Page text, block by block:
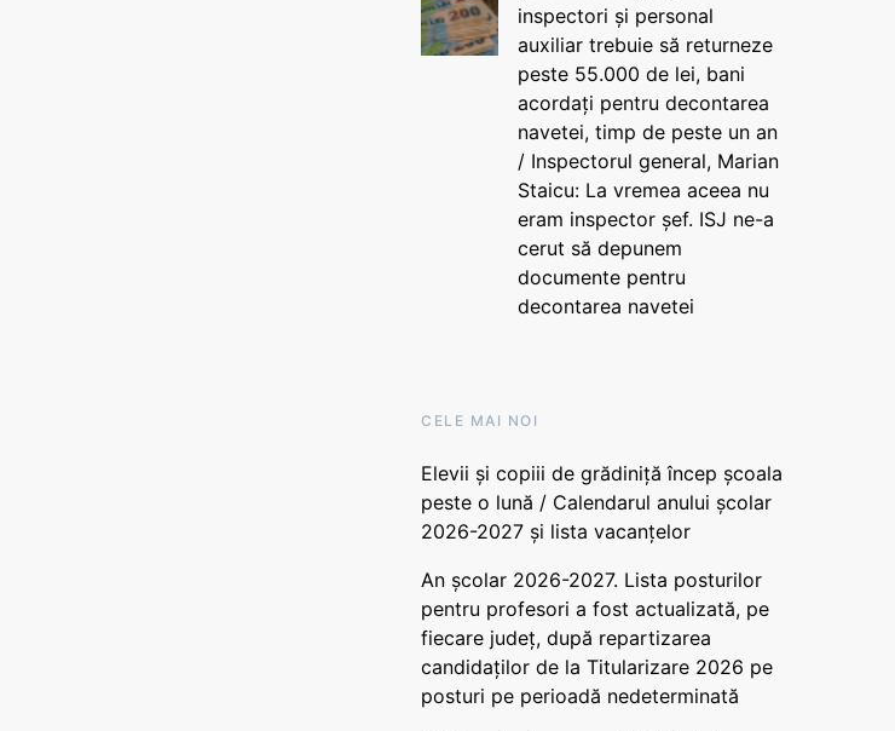
inspectori și personal
auxiliar trebuie să returneze
peste 55.000 de lei, bani
acordați pentru decontarea
navetei, timp de peste un an
/ Inspectorul general, Marian
Staicu: La vremea aceea nu
eram inspector șef. ISJ ne-a
cerut să depunem
documente pentru
decontarea navetei
CELE MAI NOI
Elevii și copiii de grădiniță încep școala
peste o lună / Calendarul anului școlar
2026-2027 și lista vacanțelor
An școlar 2026-2027. Lista posturilor
pentru profesori a fost actualizată, pe
fiecare județ, după repartizarea
candidaților de la Titularizare 2026 pe
posturi pe perioadă nedeterminată